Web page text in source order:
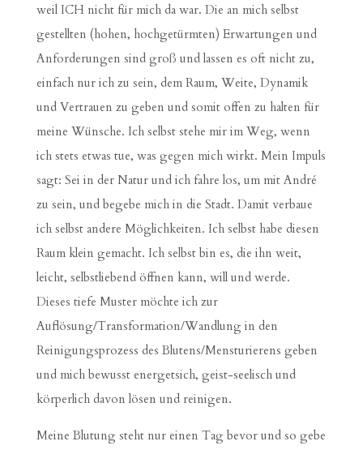
weil ICH nicht für mich da war. Die an mich selbst
gestellten (hohen, hochgetürmten) Erwartungen und
Anforderungen sind groß und lassen es oft nicht zu,
einfach nur ich zu sein, dem Raum, Weite, Dynamik
und Vertrauen zu geben und somit offen zu halten für
meine Wünsche. Ich selbst stehe mir im Weg, wenn
ich stets etwas tue, was gegen mich wirkt. Mein Impuls
sagt: Sei in der Natur und ich fahre los, um mit André
zu sein, und begebe mich in die Stadt. Damit verbaue
ich selbst andere Möglichkeiten. Ich selbst habe diesen
Raum klein gemacht. Ich selbst bin es, die ihn weit,
leicht, selbstliebend öffnen kann, will und werde.
Dieses tiefe Muster möchte ich zur
Auflösung/Transformation/Wandlung in den
Reinigungsprozess des Blutens/Mensturierens geben
und mich bewusst energetsich, geist-seelisch und
körperlich davon lösen und reinigen.
Meine Blutung steht nur einen Tag bevor und so gebe